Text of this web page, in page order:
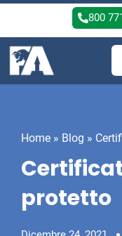
800
Home » Blog »
protetto